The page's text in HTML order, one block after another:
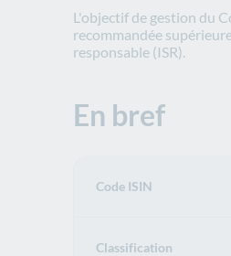
L'objectif de gestion du
recommandée
responsable (ISR).
En bref
Code ISIN
Classification